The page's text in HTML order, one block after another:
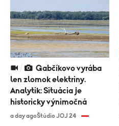
len zlomok elektriny.
Analytik: Situácia je
historicky výnimočná
a day agoŠtúdio JOJ 24